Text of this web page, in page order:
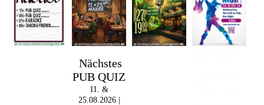
Nächstes
PUB QUIZ
11. &
25.08.2026 |